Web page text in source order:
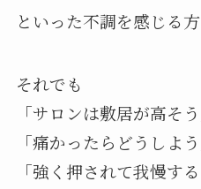
といった不調を感じる方
それでも
「サロンは敷居が高そう
「痛かったらどうしよう
「強く押されて我慢す